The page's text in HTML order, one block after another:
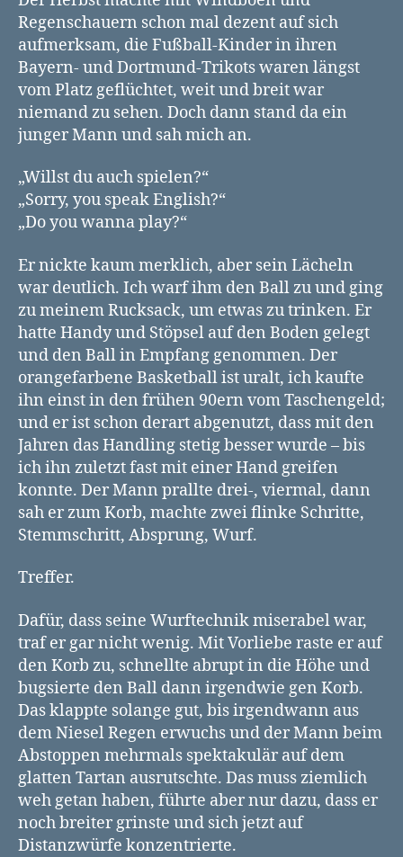
Regenschauern schon mal dezent auf sich
aufmerksam, die Fußball-Kinder in ihren
Bayern- und Dortmund-Trikots waren längst
vom Platz geflüchtet, weit und breit war
niemand zu sehen. Doch dann stand da ein
junger Mann und sah mich an.
„Willst du auch spielen?“
„Sorry, you speak English?“
„Do you wanna play?“
Er nickte kaum merklich, aber sein Lächeln
war deutlich. Ich warf ihm den Ball zu und ging
zu meinem Rucksack, um etwas zu trinken. Er
hatte Handy und Stöpsel auf den Boden gelegt
und den Ball in Empfang genommen. Der
orangefarbene Basketball ist uralt, ich kaufte
ihn einst in den frühen 90ern vom Taschengeld;
und er ist schon derart abgenutzt, dass mit den
Jahren das Handling stetig besser wurde – bis
ich ihn zuletzt fast mit einer Hand greifen
konnte. Der Mann prallte drei-, viermal, dann
sah er zum Korb, machte zwei flinke Schritte,
Stemmschritt, Absprung, Wurf.
Treffer.
Dafür, dass seine Wurftechnik miserabel war,
traf er gar nicht wenig. Mit Vorliebe raste er auf
den Korb zu, schnellte abrupt in die Höhe und
bugsierte den Ball dann irgendwie gen Korb.
Das klappte solange gut, bis irgendwann aus
dem Niesel Regen erwuchs und der Mann beim
Abstoppen mehrmals spektakulär auf dem
glatten Tartan ausrutschte. Das muss ziemlich
weh getan haben, führte aber nur dazu, dass er
noch breiter grinste und sich jetzt auf
Distanzwürfe konzentrierte.